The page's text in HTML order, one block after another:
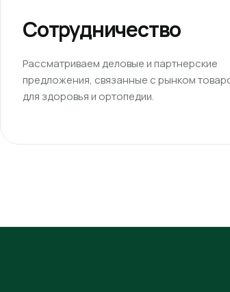
Сотрудничество
Рассматриваем деловые и партнерские
предложения, связанные с рынком
для здоровья и ортопедии.